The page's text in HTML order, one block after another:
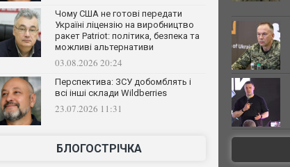
Чому США не готові передати
Україні ліцензію на виробництво
ракет Patriot: політика, безпека та
можливі альтернативи
03.08.2026 20:24
Перспектива: ЗСУ добомблять і
всі інші склади Wildberries
23.07.2026 11:31
БЛОГОСТРІЧКА